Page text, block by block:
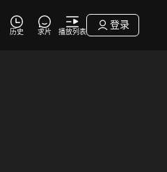
历史 求片 播放列表
登录